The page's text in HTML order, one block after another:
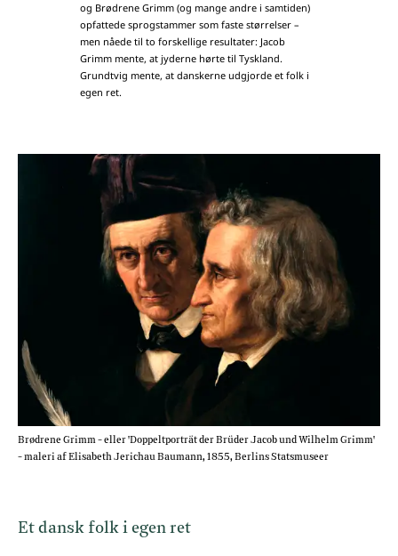
og Brødrene Grimm (og mange andre i samtiden)
opfattede sprogstammer som faste størrelser –
men nåede til to forskellige resultater: Jacob
Grimm mente, at jyderne hørte til Tyskland.
Grundtvig mente, at danskerne udgjorde et folk i
egen ret.
Brødrene Grimm - eller 'Doppeltporträt der Brüder Jacob und Wilhelm Grimm'
- maleri af Elisabeth Jerichau Baumann, 1855, Berlins Statsmuseer
Et dansk folk i egen ret